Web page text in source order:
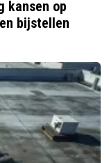
kansen op
bijstellen